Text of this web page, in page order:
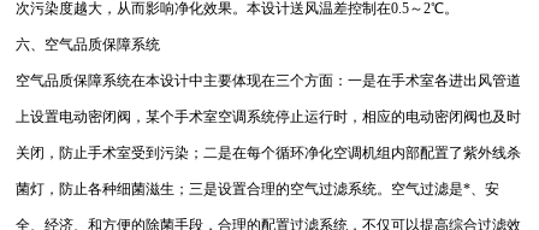
次污染度越大，从而影响净化效果。本设计送风温差控制在0.5～2℃。
六、空气品质保障系统
空气品质保障系统在本设计中主要体现在三个方面：一是在手术室各进出风管道
上设置电动密闭阀，某个手术室空调系统停止运行时，相应的电动密闭阀也及时
关闭，防止手术室受到污染；二是在每个循环净化空调机组内部配置了紫外线杀
菌灯，防止各种细菌滋生；三是设置合理的空气过滤系统。空气过滤是*、安
全、经济、和方便的除菌手段，合理的配置过滤系统，不仅可以提高综合过滤效